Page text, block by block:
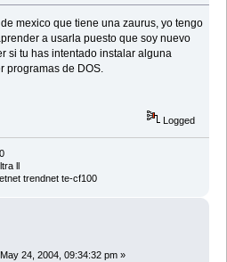
mexico que tiene una zaurus, yo tengo
a usarla puesto que soy nuevo
si tu has intentado instalar alguna
programas de DOS.
Logged
ll
trendnet te-cf100
May 24, 2004, 09:34:32 pm »